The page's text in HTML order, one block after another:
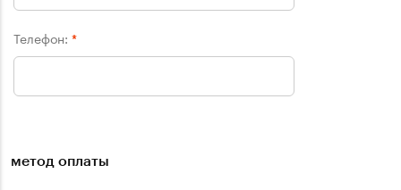
Телефон: *
метод оплаты